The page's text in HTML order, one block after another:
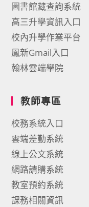
圖書館藏查詢系統
高三升學資訊入口
校內升學作業平台
鳳新Gmail入口
翰林雲端學院
教師專區
校務系統入口
雲端差勤系統
線上公文系統
網路請購系統
教室預約系統
課務相關資訊